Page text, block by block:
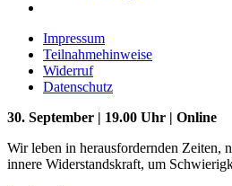
Impressum
Teilnahmehinweise
Widerruf
Datenschutz
30. September | 19.00 Uhr | Online
Wir leben in herausfordernden Zeiten,
innere Widerstandskraft, um